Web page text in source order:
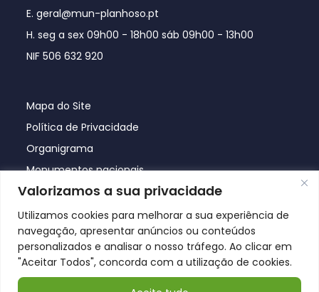
Valorizamos a sua privacidade
Utilizamos cookies para melhorar a sua experiência de
navegação, apresentar anúncios ou conteúdos
personalizados e analisar o nosso tráfego. Ao clicar em
"Aceitar Todos", concorda com a utilização de cookies.
E. geral@mun-planhoso.pt
H. seg a sex 09h00 - 18h00 sáb 09h00 - 13h00
NIF 506 632 920
Mapa do Site
Política de Privacidade
Organigrama
Monumentos nacionais